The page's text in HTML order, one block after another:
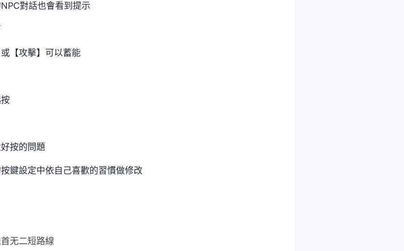
對話也會看到提示
【攻擊】可以蓄能
按的問題
鍵設定中依自己喜歡的習慣做修改
无二短路線